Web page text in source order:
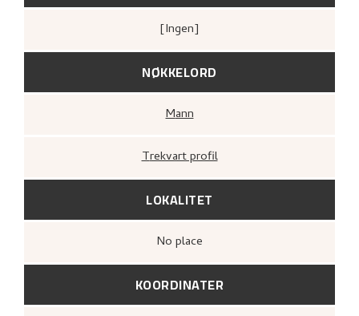
[ingen]
NØKKELORD
Mann
Trekvart profil
LOKALITET
no place
KOORDINATER